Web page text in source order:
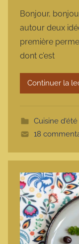
Bonjour,
autour deux
première
dont c’est
Continuer la
Cuisine d'été
18